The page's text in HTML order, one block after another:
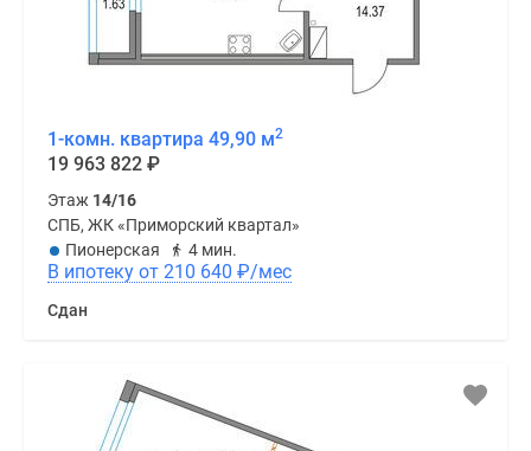
1-комн. квартира 49,90 м2
19 963 822 ₽
Этаж 14/16
СПБ, ЖК «Приморский квартал»
Пионерская
4 мин.
В ипотеку от 210 640 ₽/мес
Сдан